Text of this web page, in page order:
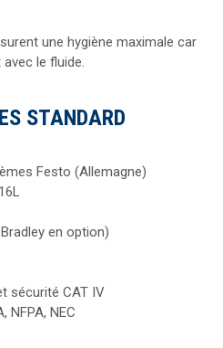
une hygiène maximale car
le fluide.
STANDARD
Festo (Allemagne)
en option)
sécurité CAT IV
NFPA, NEC